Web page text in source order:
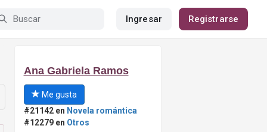
Ingresar Registrarse
Ana Gabriela Ramos
Me gusta
#21142 en Novela romántica
#12279 en Otros